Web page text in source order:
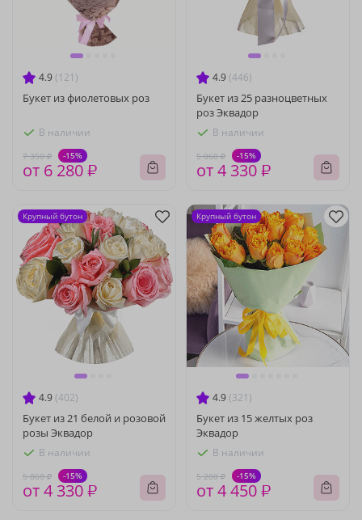
4.9 (121)
Букет из фиолетовых роз
В наличии
7 350 ₽ -15%
от 6 280 ₽
4.9 (446)
Букет из 25 разноцветных
роз Эквадор
В наличии
5 060 ₽ -15%
от 4 330 ₽
4.9 (402)
Букет из 21 белой и розовой
розы Эквадор
В наличии
5 060 ₽ -15%
от 4 330 ₽
Крупный бутон
4.9 (321)
Букет из 15 желтых роз
Эквадор
В наличии
5 200 ₽ -15%
от 4 450 ₽
Крупный бутон